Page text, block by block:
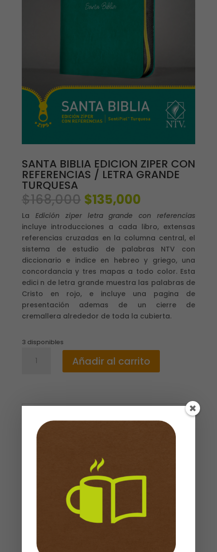
SANTA BIBLIA EDICION ZIPER CON
REFERENCIAS / LETRA GRANDE
TURQUESA
$168,000 El
precio
original
era:
$168,000.
$135,000El
precio
actual
es:
$135,000.
La Edición ziper letra grande con referencias
incluye introducciones a cada libro, extensas
referencias cruzadas en la columna central, el
sistema de estudio de palabras NTV con
diccionario e indice en hebreo y griego, una
concordancia y tres mapas a todo color. Esta
edici n de letra grande muestra las palabras de
Cristo en rojo, e incluye una pagina de
presentación ademas de un cierre de
cremallera alrededor de toda la cubierta.
3 disponibles
BIBLIA
REFERENCIAS
LETRA
Añadir al carrito
Valoraciones (0)
174 x 24 x 255 mm
: 0,911kg
Cubierta : Imitación Piel
: Español
Productos relacionados